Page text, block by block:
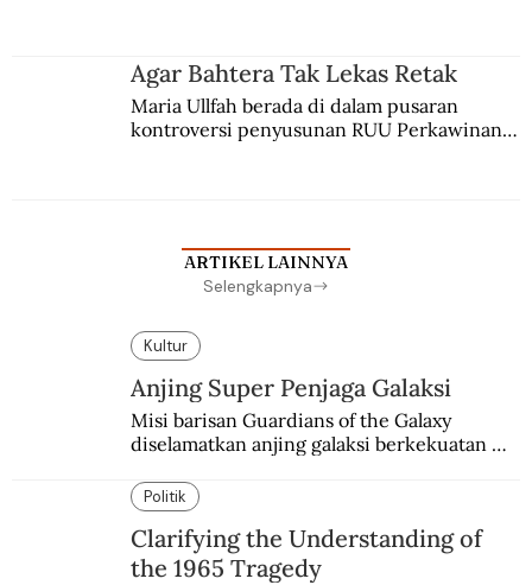
Agar Bahtera Tak Lekas Retak
Maria Ullfah berada di dalam pusaran
kontroversi penyusunan RUU Perkawinan.
ARTIKEL LAINNYA
Selengkapnya
Kultur
Anjing Super Penjaga Galaksi
Misi barisan Guardians of the Galaxy
diselamatkan anjing galaksi berkekuatan
si martir antariksa Soviet.
Politik
Clarifying the Understanding of
the 1965 Tragedy